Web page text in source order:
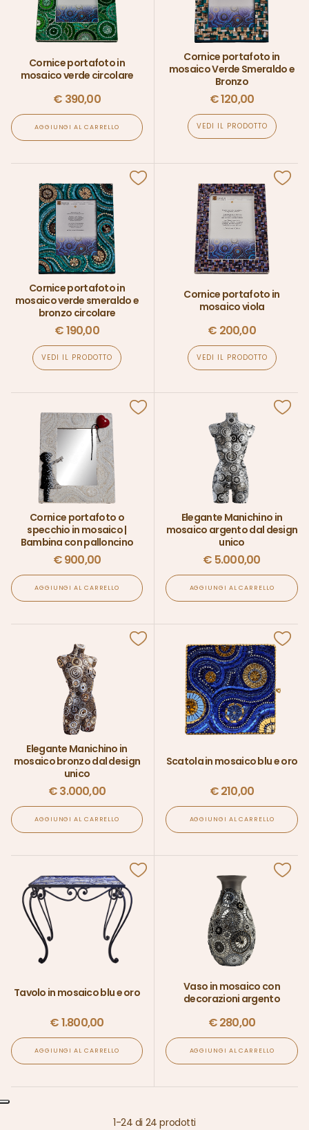
Cornice portafoto in
mosaico verde circolare
€ 390,00
AGGIUNGI AL CARRELLO
Cornice portafoto in
mosaico Verde Smeraldo e
Bronzo
€120,00
VEDI IL PRODOTTO
Cornice portafoto in
mosaico verde smeraldo e
bronzo circolare
€190,00
VEDI IL PRODOTTO
Cornice portafoto in
mosaico viola
€ 200,00
VEDI IL PRODOTTO
Cornice portafoto o
specchio in mosaico |
Bambina con palloncino
€900,00
AGGIUNGI AL CARRELLO
Elegante Manichino in
mosaico argento dal design
unico
€ 5.000,00
AGGIUNGI AL CARRELLO
Elegante Manichino in
mosaico bronzo dal design
unico
€3.000,00
AGGIUNGI AL CARRELLO
Scatola in mosaico blu e oro
€210,00
AGGIUNGI AL CARRELLO
Tavolo in mosaico blu e oro
€1.800,00
AGGIUNGI AL CARRELLO
Vaso in mosaico con
decorazioni argento
€280,00
AGGIUNGI AL CARRELLO
1-24 di 24 prodotti